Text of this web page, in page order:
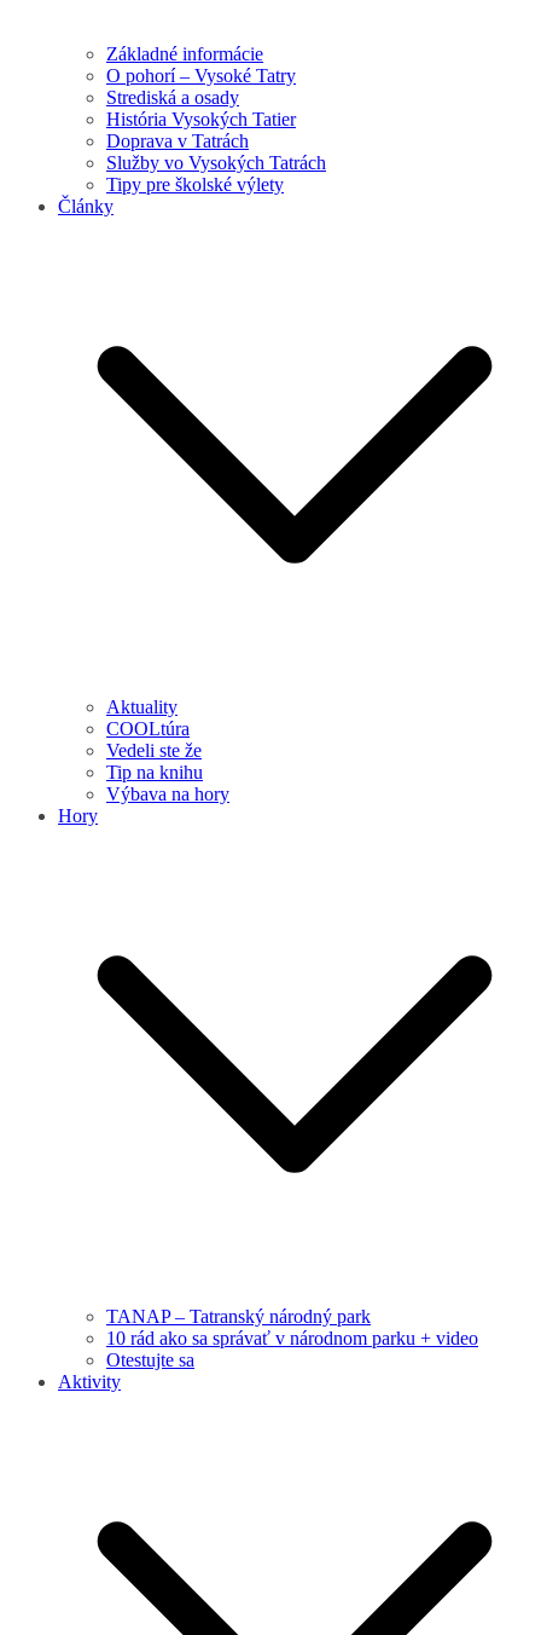
Základné informácie
O pohorí – Vysoké Tatry
Strediská a osady
História Vysokých Tatier
Doprava v Tatrách
Služby vo Vysokých Tatrách
Tipy pre školské výlety
Články
Aktuality
COOLtúra
Vedeli ste že
Tip na knihu
Výbava na hory
Hory
TANAP – Tatranský národný park
10 rád ako sa správať v národnom parku + video
Otestujte sa
Aktivity